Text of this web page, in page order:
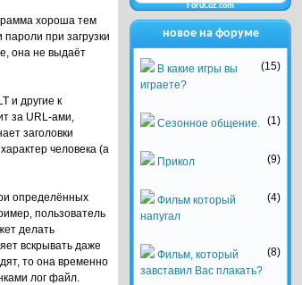
хороша тем
при загрузки
она не выдаёт
и другие к
за URL-ами,
заголовки
человека (а
определённых
пользователь
делать
вскрывать даже
то она временно
лог файл.
ForuCoz.com
новое на форуме
В какие игры вы
играете?
(15)
Сезонное общение. (1)
Прикол (9)
Фильм который
напугал
(4)
Фильм, который
завставил Вас плакать?
(8)